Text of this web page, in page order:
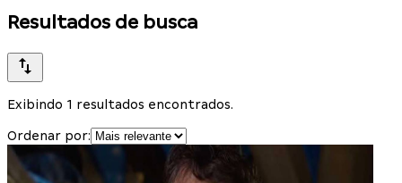
Resultados de busca
Exibindo 1 resultados encontrados.
Ordenar por: